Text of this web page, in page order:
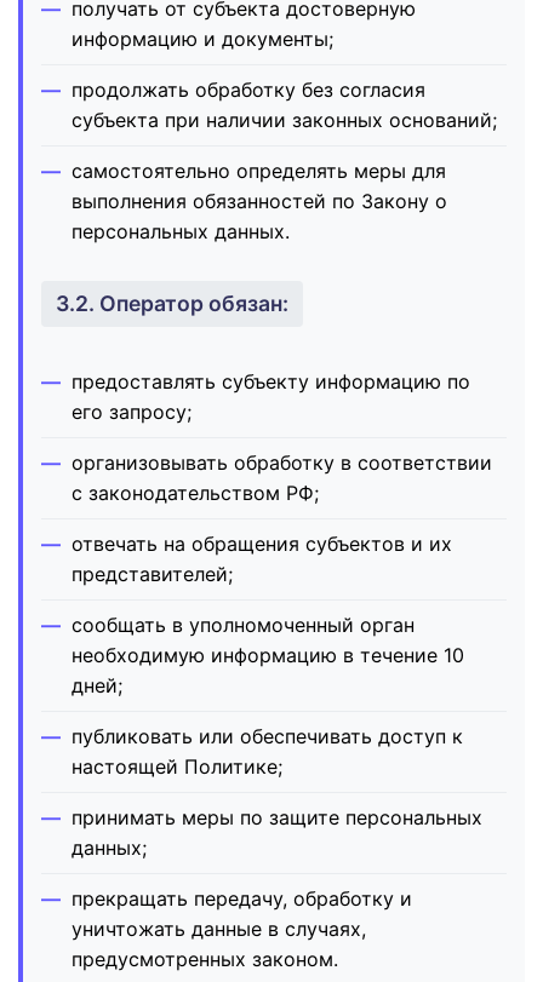
получать от субъекта достоверную
информацию и документы;
продолжать обработку без согласия
субъекта при наличии законных оснований;
самостоятельно определять меры для
выполнения обязанностей по Закону о
персональных данных.
3.2. Оператор обязан:
предоставлять субъекту информацию по
его запросу;
организовывать обработку в соответствии
с законодательством РФ;
отвечать на обращения субъектов и их
представителей;
сообщать в уполномоченный орган
необходимую информацию в течение 10
дней;
публиковать или обеспечивать доступ к
настоящей Политике;
принимать меры по защите персональных
данных;
прекращать передачу, обработку и
уничтожать данные в случаях,
предусмотренных законом.